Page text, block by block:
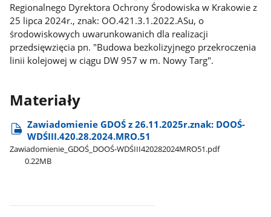
Regionalnego Dyrektora Ochrony Środowiska w Krakowie z
25 lipca 2024r., znak: OO.421.3.1.2022.ASu, o
środowiskowych uwarunkowanich dla realizacji
przedsięwzięcia pn. "Budowa bezkolizyjnego przekroczenia
linii kolejowej w ciągu DW 957 w m. Nowy Targ".
Materiały
Zawiadomienie GDOŚ z 26.11.2025r.znak: DOOŚ-
WDŚIII.420.28.2024.MRO.51
Zawiadomienie​_GDOŚ​_DOOŚ-WDŚIII420282024MRO51.pdf
0.22MB